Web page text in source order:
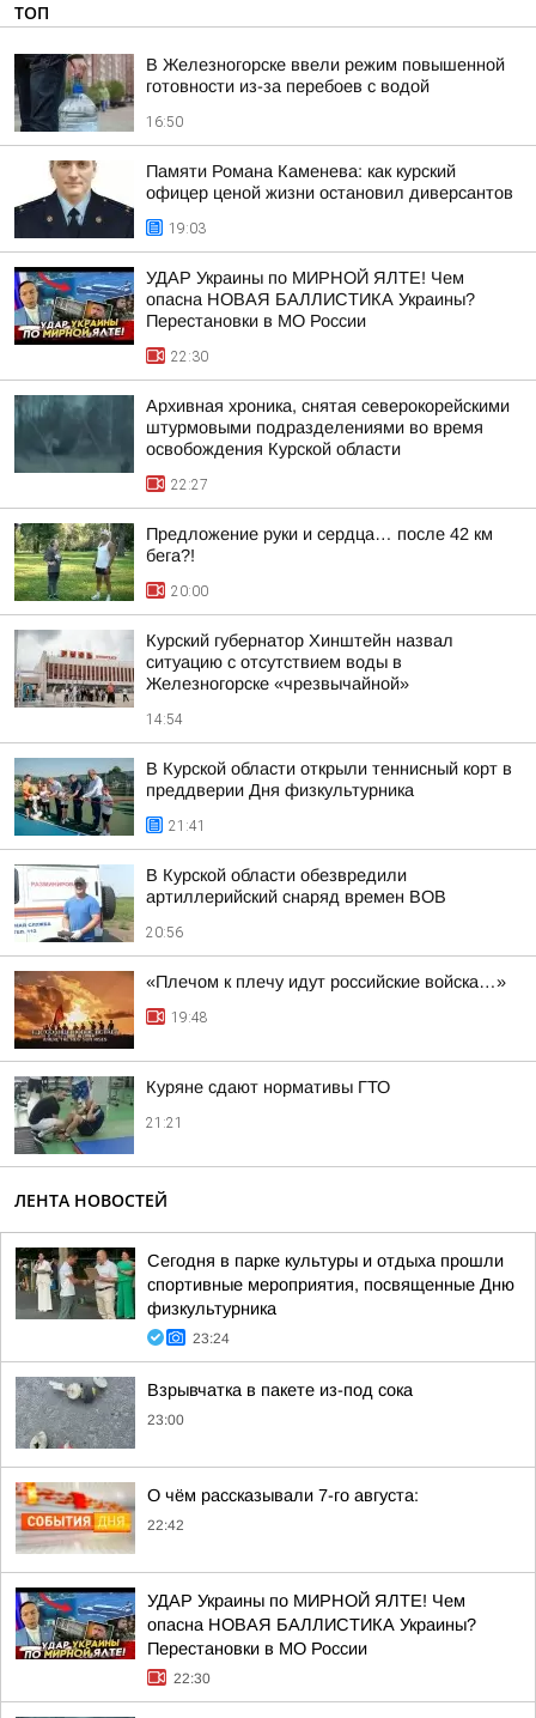
ТОП
В Железногорске ввели режим повышенной
готовности из-за перебоев с водой
16:50
Памяти Романа Каменева: как курский
офицер ценой жизни остановил диверсантов
19:03
УДАР Украины по МИРНОЙ ЯЛТЕ! Чем
опасна НОВАЯ БАЛЛИСТИКА Украины?
Перестановки в МО России
22:30
Архивная хроника, снятая северокорейскими
штурмовыми подразделениями во время
освобождения Курской области
22:27
Предложение руки и сердца… после 42 км
бега?!
20:00
Курский губернатор Хинштейн назвал
ситуацию с отсутствием воды в
Железногорске «чрезвычайной»
14:54
В Курской области открыли теннисный корт в
преддверии Дня физкультурника
21:41
В Курской области обезвредили
артиллерийский снаряд времен ВОВ
20:56
«Плечом к плечу идут российские войска…»
19:48
Куряне сдают нормативы ГТО
21:21
ЛЕНТА НОВОСТЕЙ
Сегодня в парке культуры и отдыха прошли
спортивные мероприятия, посвященные Дню
физкультурника
23:24
Взрывчатка в пакете из-под сока
23:00
О чём рассказывали 7-го августа:
22:42
УДАР Украины по МИРНОЙ ЯЛТЕ! Чем
опасна НОВАЯ БАЛЛИСТИКА Украины?
Перестановки в МО России
22:30